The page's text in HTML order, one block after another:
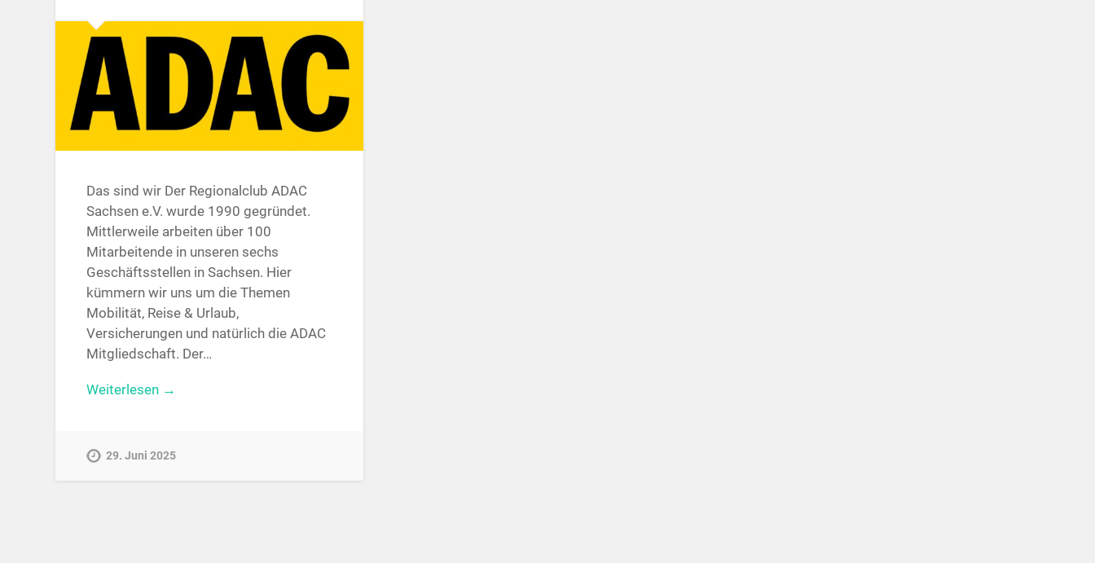
Das sind wir Der Regionalclub ADAC
Sachsen e.V. wurde 1990 gegründet.
Mittlerweile arbeiten über 100
Mitarbeitende in unseren sechs
Geschäftsstellen in Sachsen. Hier
kümmern wir uns um die Themen
Mobilität, Reise & Urlaub,
Versicherungen und natürlich die ADAC
Mitgliedschaft. Der…
Weiterlesen →
29. Juni 2025